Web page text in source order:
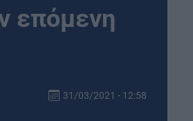
επόμενη
31/03/2021 - 12:58